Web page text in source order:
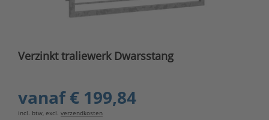
Verzinkt traliewerk Dwarsstang
vanaf€ 199,84
incl. btw, excl. verzendkosten